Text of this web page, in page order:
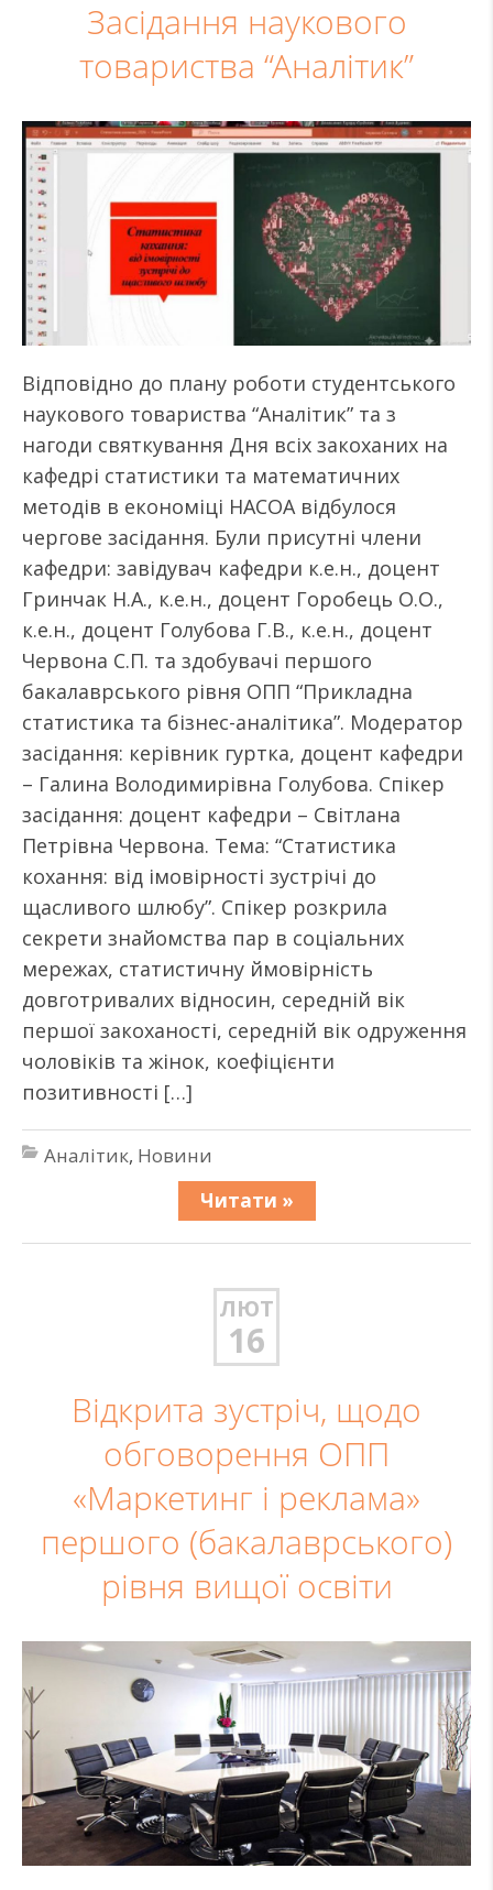
Засідання наукового
товариства “Аналітик”
Відповідно до плану роботи студентського
наукового товариства “Аналітик” та з
нагоди святкування Дня всіх закоханих на
кафедрі статистики та математичних
методів в економіці НАСОА відбулося
чергове засідання. Були присутні члени
кафедри: завідувач кафедри к.е.н., доцент
Гринчак Н.А., к.е.н., доцент Горобець О.О.,
к.е.н., доцент Голубова Г.В., к.е.н., доцент
Червона С.П. та здобувачі першого
бакалаврського рівня ОПП “Прикладна
статистика та бізнес-аналітика”. Модератор
засідання: керівник гуртка, доцент кафедри
– Галина Володимирівна Голубова. Спікер
засідання: доцент кафедри – Світлана
Петрівна Червона. Тема: “Статистика
кохання: від імовірності зустрічі до
щасливого шлюбу”. Спікер розкрила
секрети знайомства пар в соціальних
мережах, статистичну ймовірність
довготривалих відносин, середній вік
першої закоханості, середній вік одруження
чоловіків та жінок, коефіцієнти
позитивності […]
Аналітик, Новини
Читати »
ЛЮТ
16
Відкрита зустріч, щодо
обговорення ОПП
«Маркетинг і реклама»
першого (бакалаврського)
рівня вищої освіти